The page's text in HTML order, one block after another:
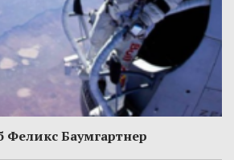
Феликс Баумгартнер